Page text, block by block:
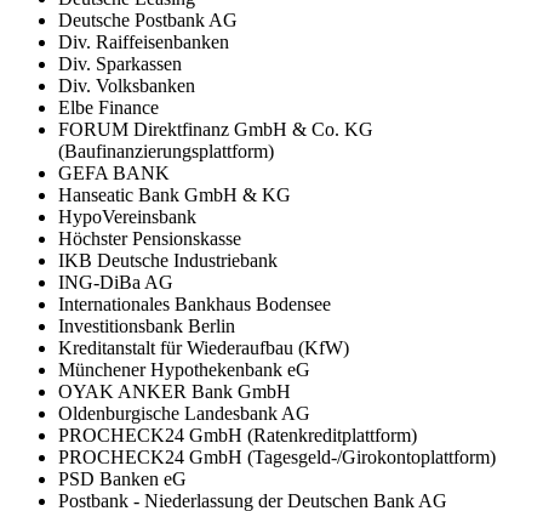
Deutsche Postbank AG
Div. Raiffeisenbanken
Div. Sparkassen
Div. Volksbanken
Elbe Finance
FORUM Direktfinanz GmbH & Co. KG
(Baufinanzierungsplattform)
GEFA BANK
Hanseatic Bank GmbH & KG
HypoVereinsbank
Höchster Pensionskasse
IKB Deutsche Industriebank
ING-DiBa AG
Internationales Bankhaus Bodensee
Investitionsbank Berlin
Kreditanstalt für Wiederaufbau (KfW)
Münchener Hypothekenbank eG
OYAK ANKER Bank GmbH
Oldenburgische Landesbank AG
PROCHECK24 GmbH (Ratenkreditplattform)
PROCHECK24 GmbH (Tagesgeld-/Girokontoplattform)
PSD Banken eG
Postbank - Niederlassung der Deutschen Bank AG